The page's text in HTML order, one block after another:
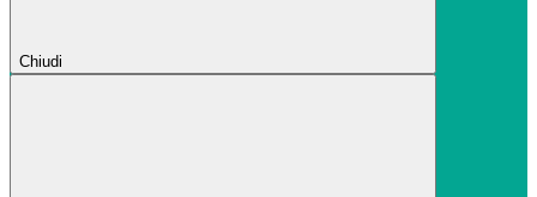
Chiudi